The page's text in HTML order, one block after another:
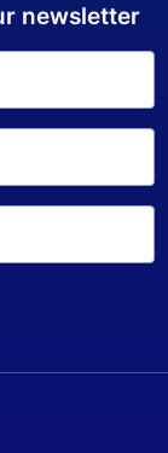
newsletter